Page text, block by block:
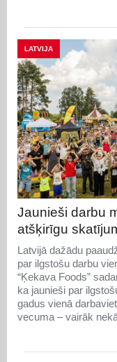
LATVIJA
Jaunieši darbu
atšķirīgu
Latvijā dažādu
par ilgstošu darbu
“Ķekava Foods”
ka jaunieši par
gadus vienā
vecuma – vairāk